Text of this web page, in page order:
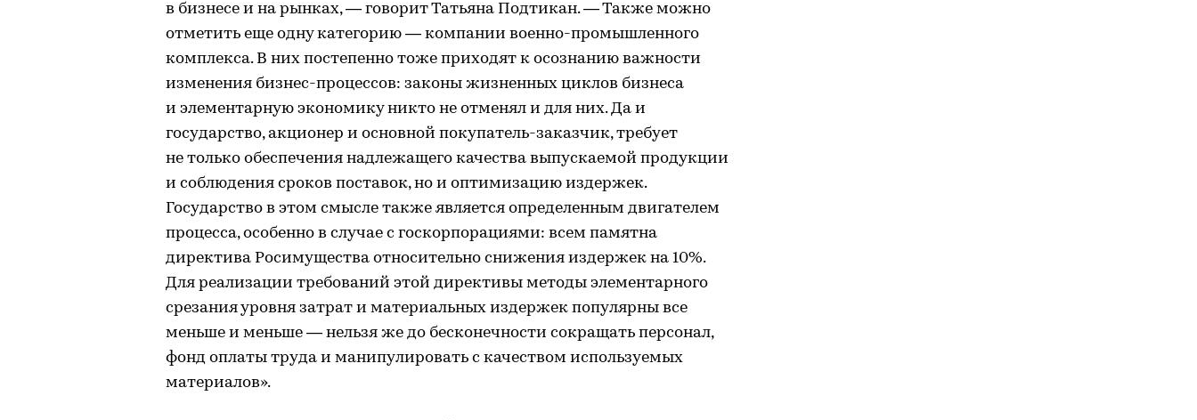
в бизнесе и на рынках, — говорит Татьяна Подтикан. — Также можно
отметить еще одну категорию — компании военно-промышленного
комплекса. В них постепенно тоже приходят к осознанию важности
изменения бизнес-процессов: законы жизненных циклов бизнеса
и элементарную экономику никто не отменял и для них. Да и
государство, акционер и основной покупатель-заказчик, требует
не только обеспечения надлежащего качества выпускаемой продукции
и соблюдения сроков поставок, но и оптимизацию издержек.
Государство в этом смысле также является определенным двигателем
процесса, особенно в случае с госкорпорациями: всем памятна
директива Росимущества относительно снижения издержек на 10%.
Для реализации требований этой директивы методы элементарного
срезания уровня затрат и материальных издержек популярны все
меньше и меньше — нельзя же до бесконечности сокращать персонал,
фонд оплаты труда и манипулировать с качеством используемых
материалов».